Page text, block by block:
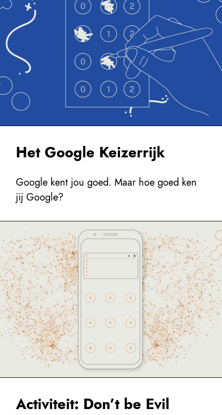
Het Google Keizerrijk
Google kent jou goed. Maar hoe goed ken
jij Google?
Activiteit: Don’t be Evil